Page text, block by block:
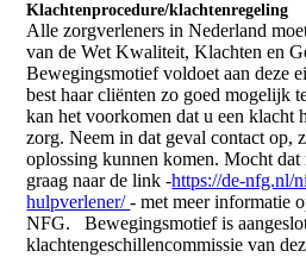
Klachtenprocedure/klachtenregeling
Alle zorgverleners in Nederland
van de Wet Kwaliteit, Klachten en
Bewegingsmotief voldoet aan deze
best haar cliënten zo goed mogelijk
kan het voorkomen dat u een klacht
zorg. Neem in dat geval contact op,
oplossing kunnen komen. Mocht
graag naar de link -https://de-nfg.nl/
hulpverlener/- met meer informatie
NFG. Bewegingsmotief is
klachtengeschillencommissie van